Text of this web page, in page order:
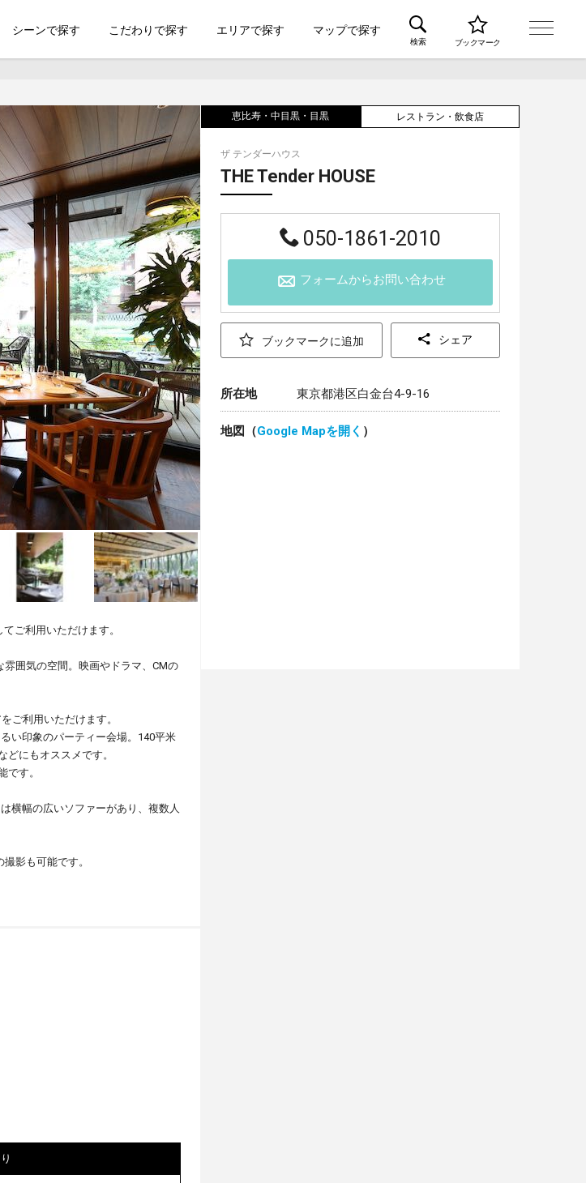
シーンで探す こだわりで探す エリアで探す マップで探す
検索 ブックマーク
恵比寿・中目黒・目黒 レストラン・飲食店
ザ テンダーハウス
THE Tender HOUSE
050-1861-2010
フォームからお問い合わせ
ブックマークに追加 シェア
所在地 東京都港区白金台4-9-16
地図（Google Mapを開く ）
ご利用いただけます。
囲気の空間。映画やドラマ、CMの
ご利用いただけます。
い印象のパーティー会場。140平米
にもオススメです。
です。
横幅の広いソファーがあり、複数人
影も可能です。